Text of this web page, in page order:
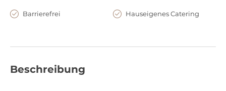
Barrierefrei Hauseigenes Catering
Beschreibung